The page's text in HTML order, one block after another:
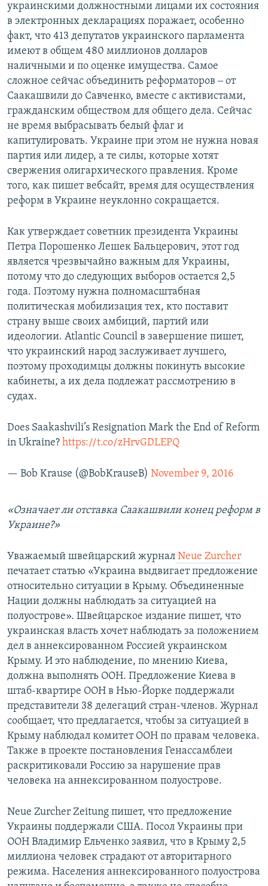
украинскими должностными лицами их состояния
в электронных декларациях поражает, особенно
факт, что 413 депутатов украинского парламента
имеют в общем 480 миллионов долларов
наличными и по оценке имущества. Самое
сложное сейчас объединить реформаторов ‒ от
Саакашвили до Савченко, вместе с активистами,
гражданским обществом для общего дела. Сейчас
не время выбрасывать белый флаг и
капитулировать. Украине при этом не нужна новая
партия или лидер, а те силы, которые хотят
свержения олигархического правления. Кроме
того, как пишет вебсайт, время для осуществления
реформ в Украине неуклонно сокращается.
Как утверждает советник президента Украины
Петра Порошенко Лешек Бальцерович, этот год
является чрезвычайно важным для Украины,
потому что до следующих выборов остается 2,5
года. Поэтому нужна полномасштабная
политическая мобилизация тех, кто поставит
страну выше своих амбиций, партий или
идеологии. Atlantic Council в завершение пишет,
что украинский народ заслуживает лучшего,
поэтому проходимцы должны покинуть высокие
кабинеты, а их дела подлежат рассмотрению в
судах.
Does Saakashvili’s Resignation Mark the End of Reform
in Ukraine? https://t.co/zHrvGDLEPQ
— Bob Krause (@BobKrauseB) November 9, 2016
«Означает ли отставка Саакашвили конец реформ в
Украине?»
Уважаемый швейцарский журнал Neue Zurcher
печатает статью «Украина выдвигает предложение
относительно ситуации в Крыму. Объединенные
Нации должны наблюдать за ситуацией на
полуострове». Швейцарское издание пишет, что
украинская власть хочет наблюдать за положением
дел в аннексированном Россией украинском
Крыму. И это наблюдение, по мнению Киева,
должна выполнять ООН. Предложение Киева в
штаб-квартире ООН в Нью-Йорке поддержали
представители 38 делегаций стран-членов. Журнал
сообщает, что предлагается, чтобы за ситуацией в
Крыму наблюдал комитет ООН по правам человека.
Также в проекте постановления Генассамблеи
раскритиковали Россию за нарушение прав
человека на аннексированном полуострове.
Neue Zurcher Zeitung пишет, что предложение
Украины поддержали США. Посол Украины при
ООН Владимир Ельченко заявил, что в Крыму 2,5
миллиона человек страдают от авторитарного
режима. Населения аннексированного полуострова